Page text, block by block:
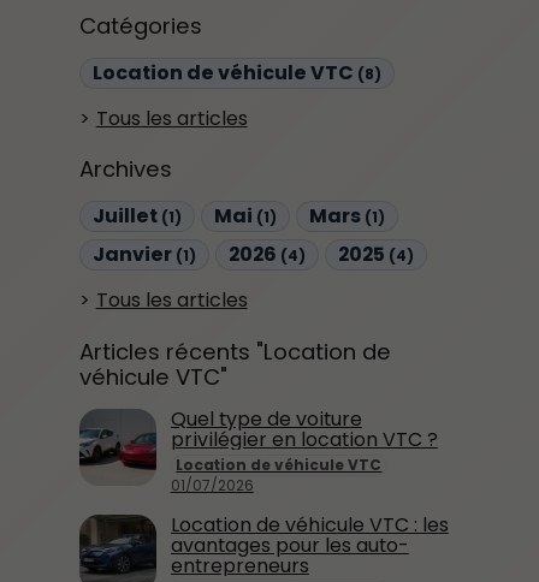
Catégories
Location de véhicule VTC (8)
Tous les articles
Archives
Juillet (1) Mai (1) Mars (1)
Janvier (1) 2026 (4) 2025 (4)
Tous les articles
Articles récents "Location de
véhicule VTC"
Location de véhicule VTC
01/07/2026
Quel type de voiture
privilégier en location VTC ?
Location de véhicule VTC : les
avantages pour les auto-
entrepreneurs